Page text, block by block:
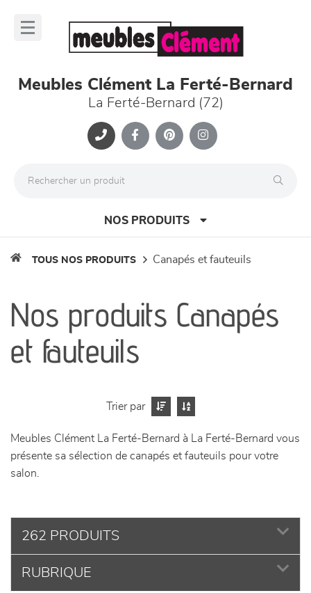
Meubles Clément La Ferté-Bernard
La Ferté-Bernard (72)
NOS PRODUITS
séjours
chambres et dressing
TOUS NOS PRODUITS canapés et fauteuils
Nos produits Canapés
et fauteuils
Trier par
Meubles Clément La Ferté-Bernard à La Ferté-Bernard vous
présente sa sélection de canapés et fauteuils pour votre
salon.
262 PRODUITS
RUBRIQUE